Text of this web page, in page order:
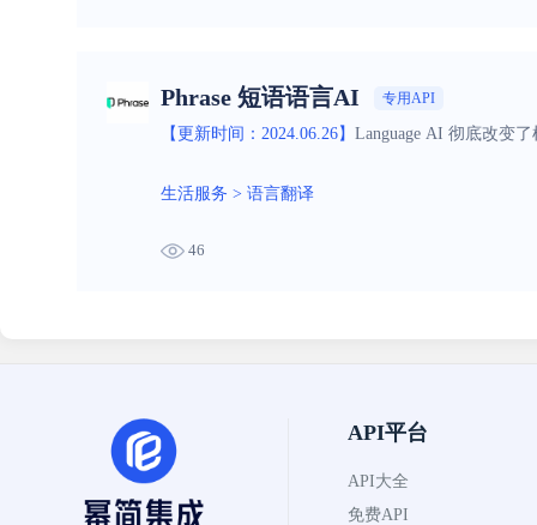
Phrase 短语语言AI 专用API
【更新时间：2024.06.26】 Language AI 彻底改变
生活服务 > 语言翻译
46
API平台
API大全
免费API